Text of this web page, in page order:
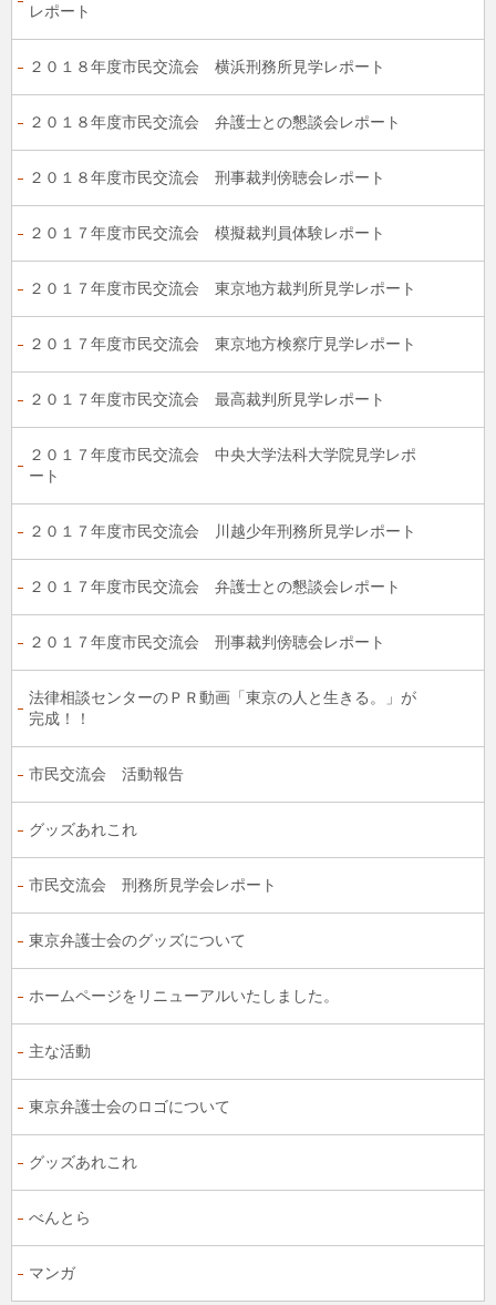
レポート
２０１８年度市民交流会 横浜刑務所見学レポート
２０１８年度市民交流会 弁護士との懇談会レポート
２０１８年度市民交流会 刑事裁判傍聴会レポート
２０１７年度市民交流会 模擬裁判員体験レポート
２０１７年度市民交流会 東京地方裁判所見学レポート
２０１７年度市民交流会 東京地方検察庁見学レポート
２０１７年度市民交流会 最高裁判所見学レポート
２０１７年度市民交流会 中央大学法科大学院見学レポ
ート
２０１７年度市民交流会 川越少年刑務所見学レポート
２０１７年度市民交流会 弁護士との懇談会レポート
２０１７年度市民交流会 刑事裁判傍聴会レポート
法律相談センターのＰＲ動画「東京の人と生きる。」が
完成！！
市民交流会 活動報告
グッズあれこれ
市民交流会 刑務所見学会レポート
東京弁護士会のグッズについて
ホームページをリニューアルいたしました。
主な活動
東京弁護士会のロゴについて
グッズあれこれ
べんとら
マンガ